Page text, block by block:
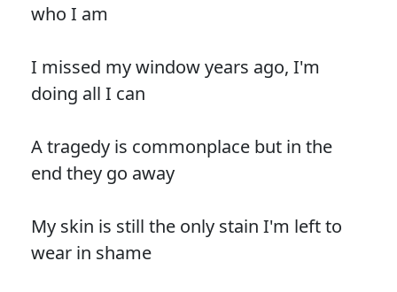
who I am
I missed my window years ago, I'm
doing all I can
A tragedy is commonplace but in the
end they go away
My skin is still the only stain I'm left to
wear in shame